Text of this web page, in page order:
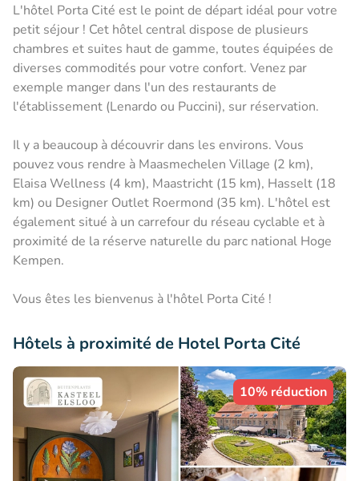
L'hôtel Porta Cité est le point de départ idéal pour votre
petit séjour ! Cet hôtel central dispose de plusieurs
chambres et suites haut de gamme, toutes équipées de
diverses commodités pour votre confort. Venez par
exemple manger dans l'un des restaurants de
l'établissement (Lenardo ou Puccini), sur réservation.
Il y a beaucoup à découvrir dans les environs. Vous
pouvez vous rendre à Maasmechelen Village (2 km),
Elaisa Wellness (4 km), Maastricht (15 km), Hasselt (18
km) ou Designer Outlet Roermond (35 km). L'hôtel est
également situé à un carrefour du réseau cyclable et à
proximité de la réserve naturelle du parc national Hoge
Kempen.
Vous êtes les bienvenus à l'hôtel Porta Cité !
Hôtels à proximité de Hotel Porta Cité
10% réduction